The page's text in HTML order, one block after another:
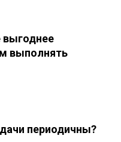
выгоднее
выполнять
периодичны?